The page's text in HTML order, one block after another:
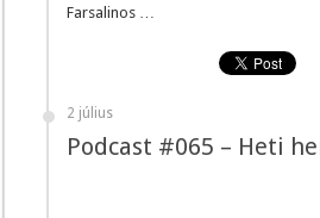
Farsalinos …
2 július
Podcast #065 – Heti